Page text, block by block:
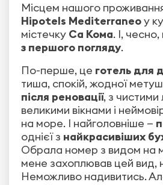
Місцем нашого
Hipotels Mediterraneoу
містечку Са Кома. І,
з першого погляду.
По-перше, це готель для
тиша, спокій, жодної
після реновації, з чистими
великими вікнами і
на море. І найголовніше —
однієї з найкрасивіших
Обрала номер з видом на
мене захоплював цей вид,
Неможливо надивитись.